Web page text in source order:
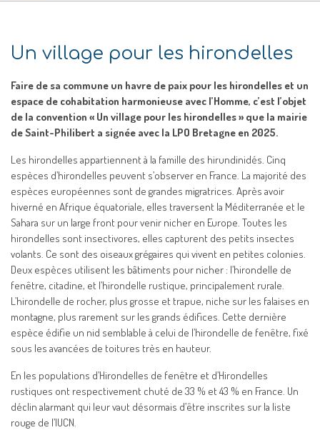
Un village pour les hirondelles
Faire de sa commune un havre de paix pour les hirondelles et un
espace de cohabitation harmonieuse avec l’Homme, c’est l’objet
de la convention « Un village pour les hirondelles » que la mairie
de Saint-Philibert a signée avec la LPO Bretagne en 2025.
Les hirondelles appartiennent à la famille des hirundinidés. Cinq
espèces d’hirondelles peuvent s’observer en France. La majorité des
espèces européennes sont de grandes migratrices. Après avoir
hiverné en Afrique équatoriale, elles traversent la Méditerranée et le
Sahara sur un large front pour venir nicher en Europe. Toutes les
hirondelles sont insectivores, elles capturent des petits insectes
volants. Ce sont des oiseaux grégaires qui vivent en petites colonies.
Deux espèces utilisent les bâtiments pour nicher : l’hirondelle de
fenêtre, citadine, et l’hirondelle rustique, principalement rurale.
L’hirondelle de rocher, plus grosse et trapue, niche sur les falaises en
montagne, plus rarement sur les grands édifices. Cette dernière
espèce édifie un nid semblable à celui de l’hirondelle de fenêtre, fixé
sous les avancées de toitures très en hauteur.
En les populations d’Hirondelles de fenêtre et d’Hirondelles
rustiques ont respectivement chuté de 33 % et 43 % en France. Un
déclin alarmant qui leur vaut désormais d’être inscrites sur la liste
rouge de l’IUCN.